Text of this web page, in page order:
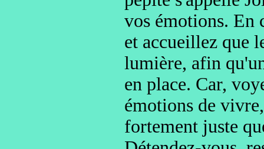
vos émotions. En
et accueillez que
lumière, afin
en place. Car,
émotions de
fortement juste